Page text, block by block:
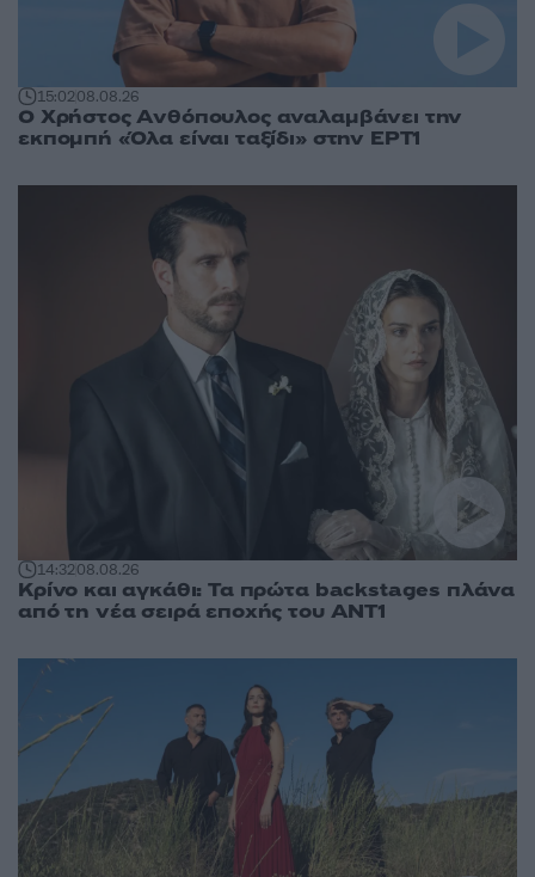
15:0208.08.26
Ο Χρήστος Ανθόπουλος αναλαμβάνει την
εκπομπή «Όλα είναι ταξίδι» στην ΕΡΤ1
14:3208.08.26
Κρίνο και αγκάθι: Τα πρώτα backstages πλάνα
από τη νέα σειρά εποχής του ΑΝΤ1